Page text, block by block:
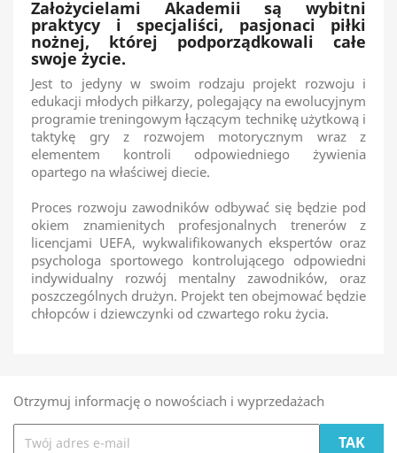
Założycielami Akademii są wybitni
praktycy i specjaliści, pasjonaci piłki
nożnej, której podporządkowali całe
swoje życie.
Jest to jedyny w swoim rodzaju projekt rozwoju i
edukacji młodych piłkarzy, polegający na ewolucyjnym
programie treningowym łączącym technikę użytkową i
taktykę gry z rozwojem motorycznym wraz z
elementem kontroli odpowiedniego żywienia
opartego na właściwej diecie.
Proces rozwoju zawodników odbywać się będzie pod
okiem znamienitych profesjonalnych trenerów z
licencjami UEFA, wykwalifikowanych ekspertów oraz
psychologa sportowego kontrolującego odpowiedni
indywidualny rozwój mentalny zawodników, oraz
poszczególnych drużyn. Projekt ten obejmować będzie
chłopców i dziewczynki od czwartego roku życia.
Otrzymuj informację o nowościach i wyprzedażach